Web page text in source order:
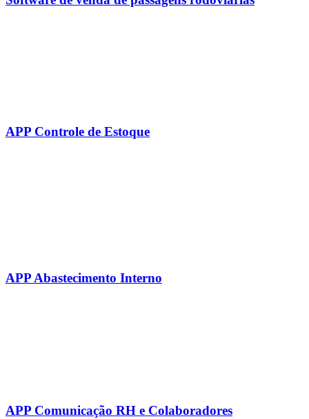
APP Controle de Estoque
APP Abastecimento Interno
APP Comunicação RH e Colaboradores